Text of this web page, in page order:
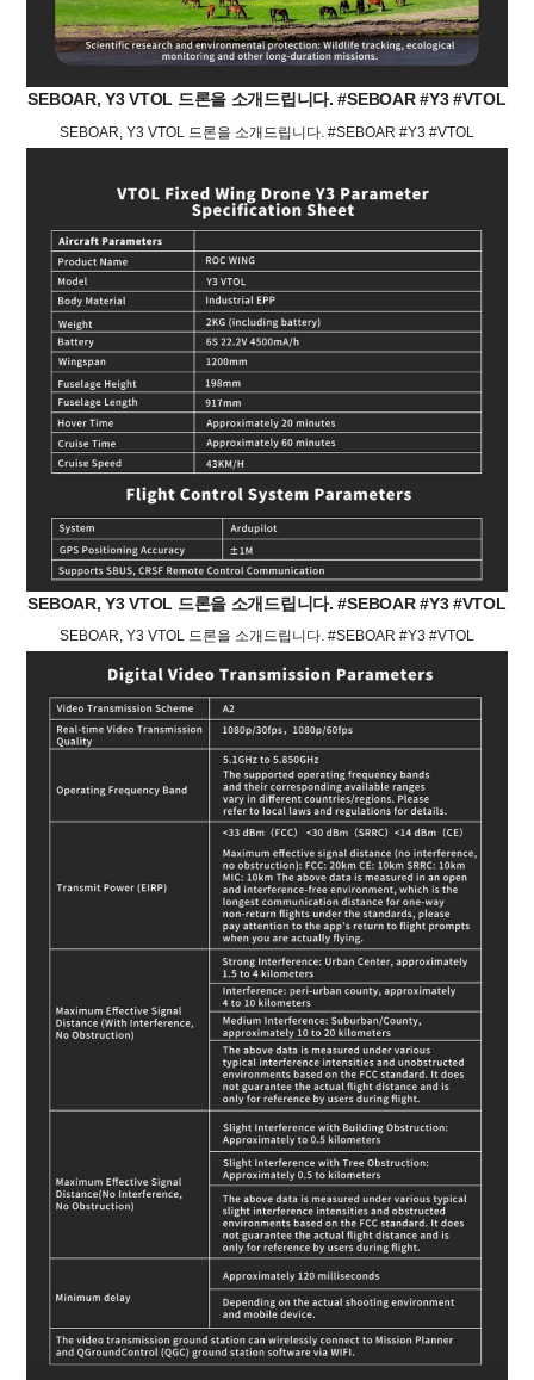
SEBOAR, Y3 VTOL 드론을 소개드립니다. #SEBOAR #Y3 #VTOL
SEBOAR, Y3 VTOL 드론을 소개드립니다. #SEBOAR #Y3 #VTOL
SEBOAR, Y3 VTOL 드론을 소개드립니다. #SEBOAR #Y3 #VTOL
SEBOAR, Y3 VTOL 드론을 소개드립니다. #SEBOAR #Y3 #VTOL